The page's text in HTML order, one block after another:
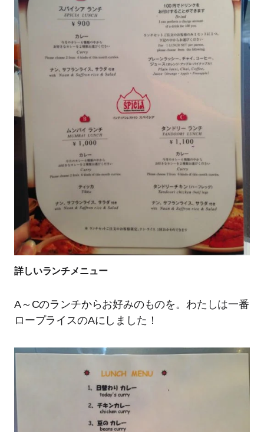
詳しいランチメニュー
A～Cのランチからお好みのものを。わたしは一番
ロープライスのAにしました！